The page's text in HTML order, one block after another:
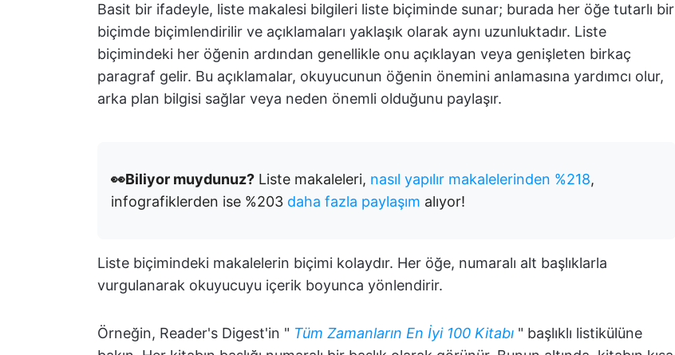
Basit bir ifadeyle, liste makalesi bilgileri liste biçiminde sunar; burada her öğe tutarlı bir
biçimde biçimlendirilir ve açıklamaları yaklaşık olarak aynı uzunluktadır. Liste
biçimindeki her öğenin ardından genellikle onu açıklayan veya genişleten birkaç
paragraf gelir. Bu açıklamalar, okuyucunun öğenin önemini anlamasına yardımcı olur,
arka plan bilgisi sağlar veya neden önemli olduğunu paylaşır.
👀Biliyor muydunuz? Liste makaleleri, nasıl yapılır makalelerinden %218,
infografiklerden ise %203 daha fazla paylaşım alıyor!
Liste biçimindeki makalelerin biçimi kolaydır. Her öğe, numaralı alt başlıklarla
vurgulanarak okuyucuyu içerik boyunca yönlendirir.
Örneğin, Reader's Digest'in " Tüm Zamanların En İyi 100 Kitabı " başlıklı listikülüne